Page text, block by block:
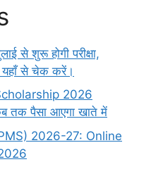
से शुरू होगी परीक्षा,
यहाँ से चेक करें।
2026
तक पैसा आएगा खाते में
2026-27: Online